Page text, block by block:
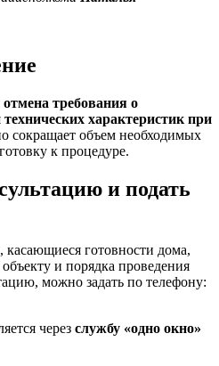
отмена требования о
характеристик при
сокращает объем необходимых
к процедуре.
и подать
готовности дома,
и порядка проведения
можно задать по телефону:
через службу «одно окно»